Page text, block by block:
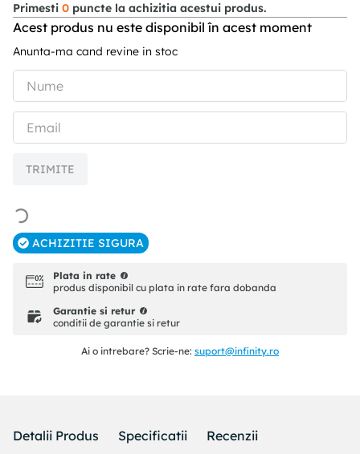
Primesti 0 puncte la achizitia acestui produs.
Acest produs nu este disponibil în acest moment
Anunta-ma cand revine in stoc
TRIMITE
ACHIZITIE SIGURA
Plata in rate
produs disponibil cu plata in rate fara dobanda
Garantie si retur
conditii de garantie si retur
Ai o intrebare? Scrie-ne: suport@infinity.ro
Detalii Produs Specificatii Recenzii